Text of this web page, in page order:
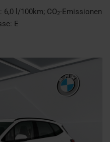
6,0 l/100km; CO2-Emissionen
E